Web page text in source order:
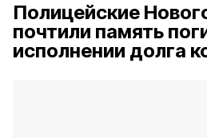
Полицейские
почтили память
исполнении долга